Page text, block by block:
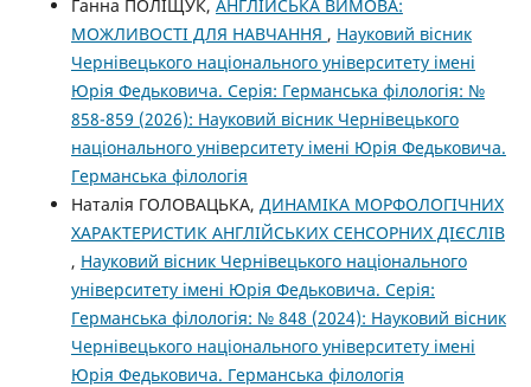
Ганна ПОЛІЩУК, АНГЛІЙСЬКA ВИМОВA:
МОЖЛИВОСТІ ДЛЯ НАВЧАННЯ , Науковий вісник
Чернівецького національного університету імені
Юрія Федьковича. Серія: Германська філологія: №
858-859 (2026): Науковий вісник Чернівецького
національного університету імені Юрія Федьковича.
Германська філологія
Наталія ГОЛОВАЦЬКА, ДИНАМІКА МОРФОЛОГІЧНИХ
ХАРАКТЕРИСТИК АНГЛІЙСЬКИХ СЕНСОРНИХ ДІЄСЛІВ
, Науковий вісник Чернівецького національного
університету імені Юрія Федьковича. Серія:
Германська філологія: № 848 (2024): Науковий вісник
Чернівецького національного університету імені
Юрія Федьковича. Германська філологія